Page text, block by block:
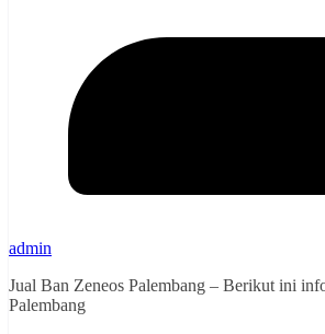
admin
Jual Ban Zeneos Palembang – Berikut ini
Palembang